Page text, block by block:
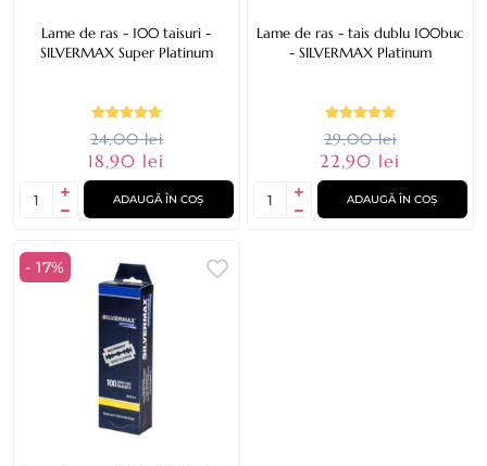
Lame de ras - 100 taisuri -
SILVERMAX Super Platinum
24,00 lei
18,90 lei
ADAUGĂ ÎN COȘ
Lame de ras - tais dublu 100buc
- SILVERMAX Platinum
29,00 lei
22,90 lei
ADAUGĂ ÎN COȘ
- 17%